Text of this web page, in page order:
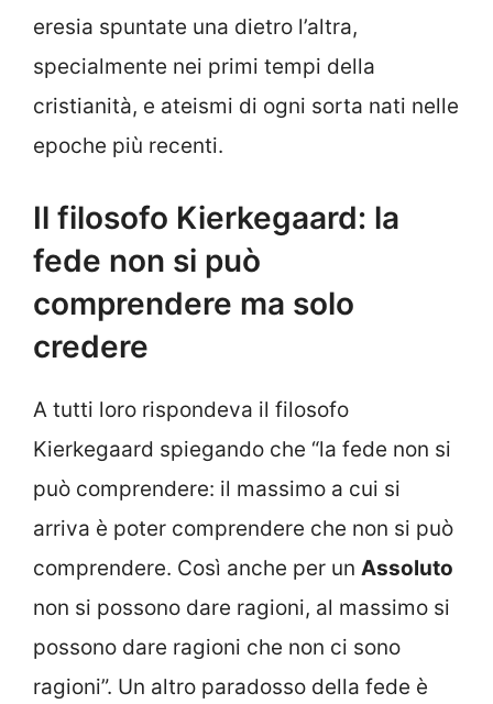
eresia spuntate una dietro l’altra,
specialmente nei primi tempi della
cristianità, e ateismi di ogni sorta nati nelle
epoche più recenti.
Il filosofo Kierkegaard: la
fede non si può
comprendere ma solo
credere
A tutti loro rispondeva il filosofo
Kierkegaard spiegando che “la fede non si
può comprendere: il massimo a cui si
arriva è poter comprendere che non si può
comprendere. Così anche per un Assoluto
non si possono dare ragioni, al massimo si
possono dare ragioni che non ci sono
ragioni”. Un altro paradosso della fede è